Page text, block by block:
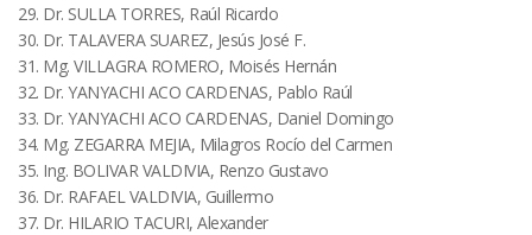
29. Dr. SULLA TORRES, Raúl Ricardo
30. Dr. TALAVERA SUAREZ, Jesús José F.
31. Mg. VILLAGRA ROMERO, Moisés Hernán
32. Dr. YANYACHI ACO CARDENAS, Pablo Raúl
33. Dr. YANYACHI ACO CARDENAS, Daniel Domingo
34. Mg. ZEGARRA MEJIA, Milagros Rocío del Carmen
35. Ing. BOLIVAR VALDIVIA, Renzo Gustavo
36. Dr. RAFAEL VALDIVIA, Guillermo
37. Dr. HILARIO TACURI, Alexander